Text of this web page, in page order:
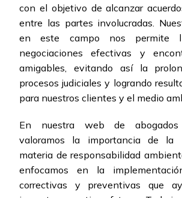
con el objetivo de alcanzar
entre las partes involucradas.
en este campo nos permite
negociaciones efectivas y
amigables, evitando así la
procesos judiciales y logrando
para nuestros clientes y el medio
En nuestra web de
valoramos la importancia de la
materia de responsabilidad
enfocamos en la
correctivas y preventivas que